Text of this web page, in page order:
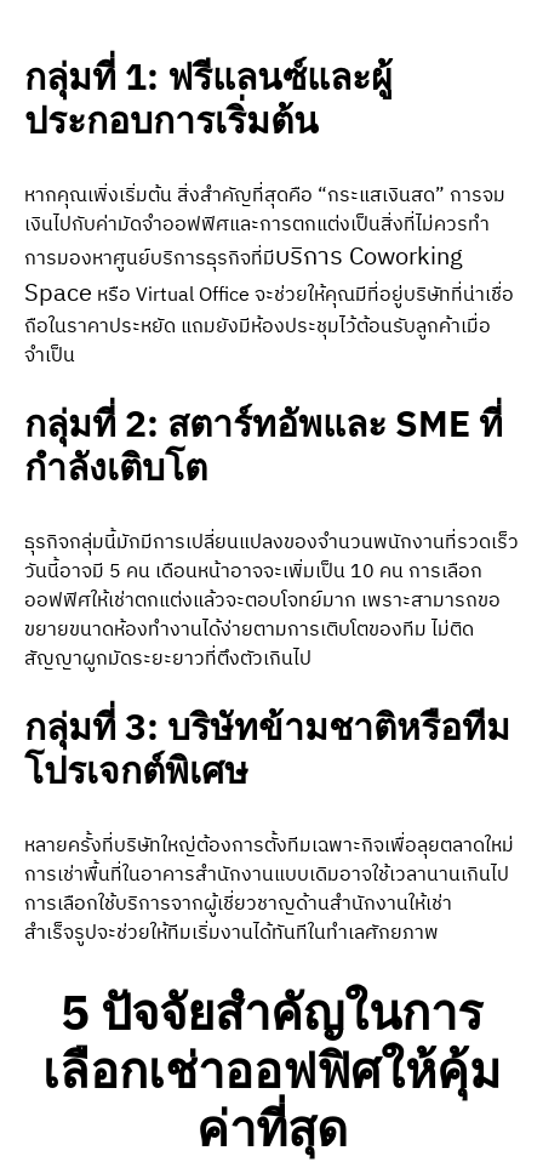
กลุ่มที่ 1: ฟรีแลนซ์และผู้
ประกอบการเริ่มต้น
หากคุณเพิ่งเริ่มต้น สิ่งสำคัญที่สุดคือ “กระแสเงินสด” การจม
เงินไปกับค่ามัดจำออฟฟิศและการตกแต่งเป็นสิ่งที่ไม่ควรทำ
การมองหาศูนย์บริการธุรกิจที่มีบริการ Coworking
Space หรือ Virtual Office จะช่วยให้คุณมีที่อยู่บริษัทที่น่าเชื่อ
ถือในราคาประหยัด แถมยังมีห้องประชุมไว้ต้อนรับลูกค้าเมื่อ
จำเป็น
กลุ่มที่ 2: สตาร์ทอัพและ SME ที่
กำลังเติบโต
ธุรกิจกลุ่มนี้มักมีการเปลี่ยนแปลงของจำนวนพนักงานที่รวดเร็ว
วันนี้อาจมี 5 คน เดือนหน้าอาจจะเพิ่มเป็น 10 คน การเลือก
ออฟฟิศให้เช่าตกแต่งแล้วจะตอบโจทย์มาก เพราะสามารถขอ
ขยายขนาดห้องทำงานได้ง่ายตามการเติบโตของทีม ไม่ติด
สัญญาผูกมัดระยะยาวที่ตึงตัวเกินไป
กลุ่มที่ 3: บริษัทข้ามชาติหรือทีม
โปรเจกต์พิเศษ
หลายครั้งที่บริษัทใหญ่ต้องการตั้งทีมเฉพาะกิจเพื่อลุยตลาดใหม่
การเช่าพื้นที่ในอาคารสำนักงานแบบเดิมอาจใช้เวลานานเกินไป
การเลือกใช้บริการจากผู้เชี่ยวชาญด้านสำนักงานให้เช่า
สำเร็จรูปจะช่วยให้ทีมเริ่มงานได้ทันทีในทำเลศักยภาพ
5 ปัจจัยสำคัญในการ
เลือกเช่าออฟฟิศให้คุ้ม
ค่าที่สุด